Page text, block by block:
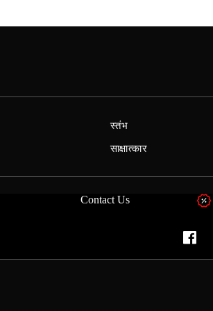
स्तंभ
साक्षात्कार
Contact Us